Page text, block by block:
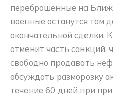
переброшенные на
военные останутся там
окончательной сделки.
отменит часть санкций,
свободно продавать
обсуждать разморозку
течение 60 дней при